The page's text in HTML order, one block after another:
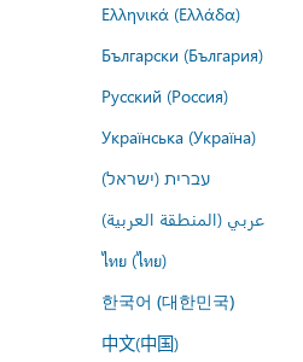
Ελληνικά (Ελλάδα)
Български (България)
Русский (Россия)
Українська (Україна)
עברית (ישראל)
عربي (المنطقة العربية)
ไทย (ไทย)
한국어 (대한민국)
中文(中国)